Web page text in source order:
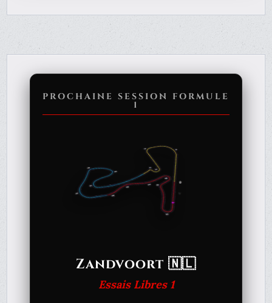
PROCHAINE SESSION FORMULE
1
Zandvoort 🇳🇱
Essais Libres 1